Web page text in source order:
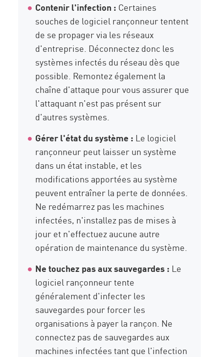
Contenir l'infection : Certaines
souches de logiciel rançonneur tentent
de se propager via les réseaux
d'entreprise. Déconnectez donc les
systèmes infectés du réseau dès que
possible. Remontez également la
chaîne d'attaque pour vous assurer que
l'attaquant n'est pas présent sur
d'autres systèmes.
Gérer l'état du système : Le logiciel
rançonneur peut laisser un système
dans un état instable, et les
modifications apportées au système
peuvent entraîner la perte de données.
Ne redémarrez pas les machines
infectées, n'installez pas de mises à
jour et n'effectuez aucune autre
opération de maintenance du système.
Ne touchez pas aux sauvegardes : Le
logiciel rançonneur tente
généralement d'infecter les
sauvegardes pour forcer les
organisations à payer la rançon. Ne
connectez pas de sauvegardes aux
machines infectées tant que l'infection